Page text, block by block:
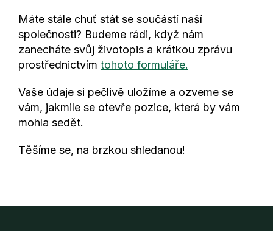
Máte stále chuť stát se součástí naší
společnosti? Budeme rádi, když nám
zanecháte svůj životopis a krátkou zprávu
prostřednictvím tohoto formuláře.
Vaše údaje si pečlivě uložíme a ozveme se
vám, jakmile se otevře pozice, která by vám
mohla sedět.
Těšíme se, na brzkou shledanou!